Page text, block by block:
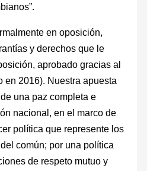
en oposición,
y derechos que le
aprobado gracias al
en 2016). Nuestra apuesta
una paz completa e
nacional, en el marco de
política que represente los
común; por una política
de respeto mutuo y